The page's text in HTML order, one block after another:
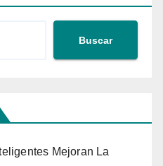
Buscar
Mejoran La